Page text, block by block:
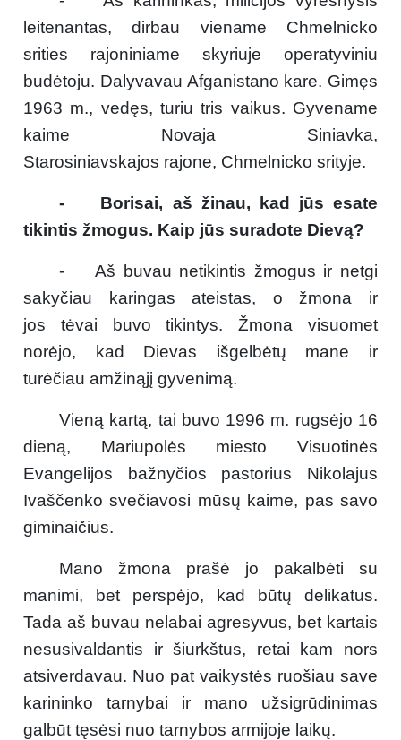
leitenantas, dirbau viename Chmelnicko
srities rajoniniame skyriuje operatyviniu
budėtoju. Dalyvavau Afganistano kare. Gimęs
1963 m., vedęs, turiu tris vaikus. Gyvename
kaime Novaja Siniavka,
Starosiniavskajos rajone, Chmelnicko srityje.
- Borisai, aš žinau, kad jūs esate
tikintis žmogus. Kaip jūs suradote Dievą?
- Aš buvau netikintis žmogus ir netgi
sakyčiau karingas ateistas, o žmona ir
jos tėvai buvo tikintys. Žmona visuomet
norėjo, kad Dievas išgelbėtų mane ir
turėčiau amžinąjį gyvenimą.
Vieną kartą, tai buvo 1996 m. rugsėjo 16
dieną, Mariupolės miesto Visuotinės
Evangelijos bažnyčios pastorius Nikolajus
Ivaščenko svečiavosi mūsų kaime, pas savo
giminaičius.
Mano žmona prašė jo pakalbėti su
manimi, bet perspėjo, kad būtų delikatus.
Tada aš buvau nelabai agresyvus, bet kartais
nesusivaldantis ir šiurkštus, retai kam nors
atsiverdavau. Nuo pat vaikystės ruošiau save
karininko tarnybai ir mano užsigrūdinimas
galbūt tęsėsi nuo tarnybos armijoje laikų.